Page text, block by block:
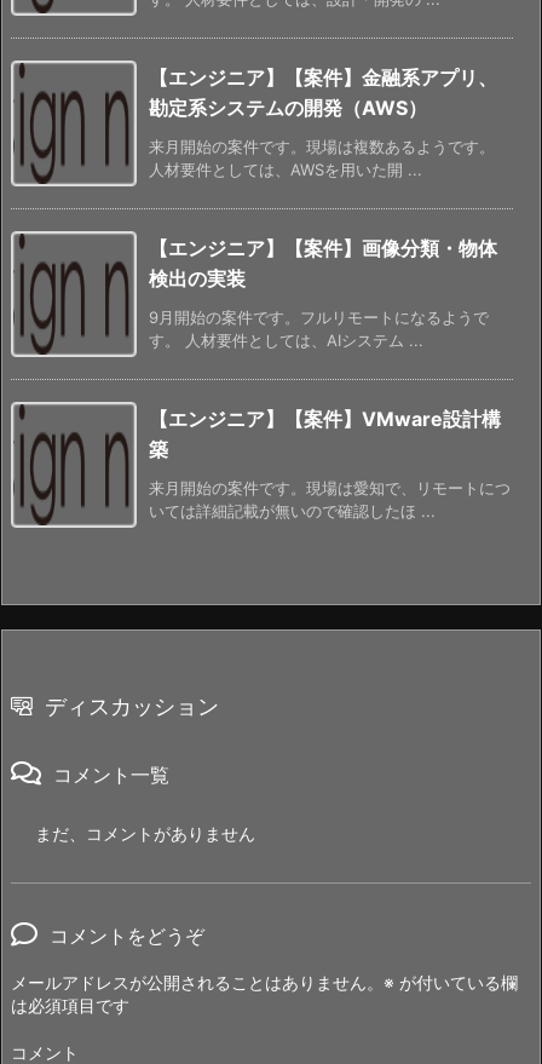
【エンジニア】【案件】金融系アプリ、
勘定系システムの開発（AWS）
来月開始の案件です。現場は複数あるようです。
人材要件としては、AWSを用いた開 ...
【エンジニア】【案件】画像分類・物体
検出の実装
9月開始の案件です。フルリモートになるようで
す。 人材要件としては、AIシステム ...
【エンジニア】【案件】VMware設計構
築
来月開始の案件です。現場は愛知で、リモートにつ
いては詳細記載が無いので確認したほ ...
ディスカッション
コメント一覧
まだ、コメントがありません
コメントをどうぞ
メールアドレスが公開されることはありません。 ※ が付いている欄
は必須項目です
コメント